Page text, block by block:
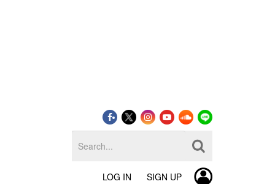
LOG IN SIGN UP